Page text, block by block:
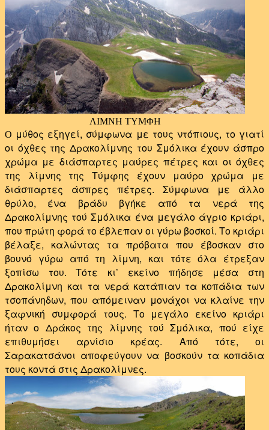
ΛΙΜΝΗ ΤΥΜΦΗ
Ο μύθος εξηγεί, σύμφωνα με τους ντόπιους, το γιατί
οι όχθες της Δρακολίμνης του Σμόλικα έχουν άσπρο
χρώμα με διάσπαρτες μαύρες πέτρες και οι όχθες
της λίμνης της Τύμφης έχουν μαύρο χρώμα με
διάσπαρτες άσπρες πέτρες. Σύμφωνα με άλλο
θρύλο, ένα βράδυ βγήκε από τα νερά της
Δρακολίμνης τού Σμόλικα ένα μεγάλο άγριο κριάρι,
που πρώτη φορά το έβλεπαν οι γύρω βοσκοί. Το κριάρι
βέλαξε, καλώντας τα πρόβατα που έβοσκαν στο
βουνό γύρω από τη λίμνη, και τότε όλα έτρεξαν
ξοπίσω του. Τότε κι’ εκείνο πήδησε μέσα στη
Δρακολίμνη και τα νερά κατάπιαν τα κοπάδια των
τσοπάνηδων, που απόμειναν μονάχοι να κλαίνε την
ξαφνική συμφορά τους. Το μεγάλο εκείνο κριάρι
ήταν ο Δράκος της λίμνης τού Σμόλικα, πού είχε
επιθυμήσει αρνίσιο κρέας. Από τότε, οι
Σαρακατσάνοι αποφεύγουν να βοσκούν τα κοπάδια
τους κοντά στις Δρακολίμνες.